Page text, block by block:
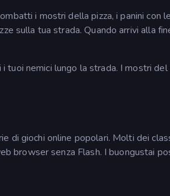
i mostri della pizza, i panini con
sulla tua strada. Quando arrivi alla
tuoi nemici lungo la strada. I mostri
di giochi online popolari. Molti dei
browser senza Flash. I buongustai